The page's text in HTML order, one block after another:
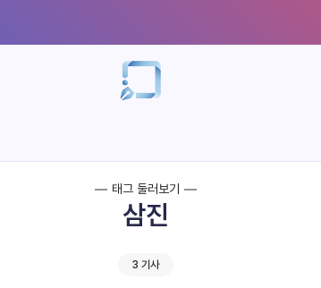
태그 둘러보기
삼진
3 기사